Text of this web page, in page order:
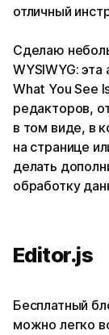
отличный
Сделаю
WYSIWYG:
What You See
редакторов,
в том виде, в
на странице
делать
обработку
Editor.js
Бесплатный
можно легко